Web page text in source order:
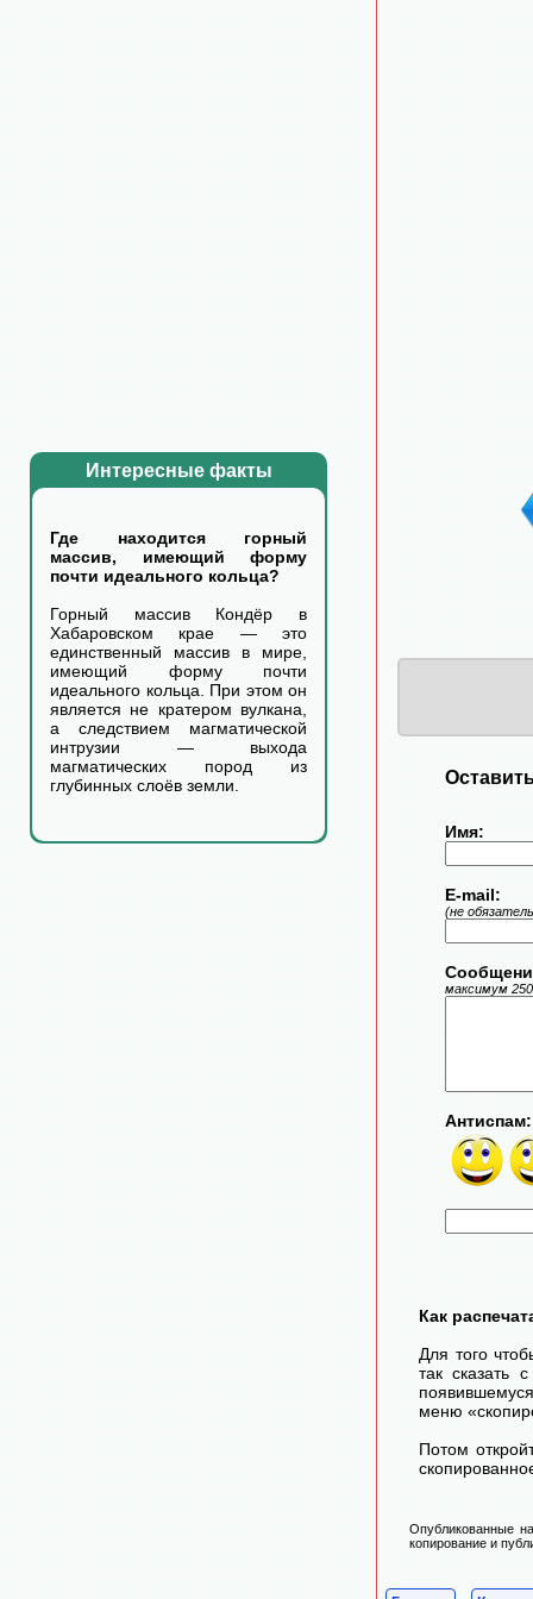
Интересные факты
Где находится горный
массив, имеющий форму
почти идеального кольца?
Горный массив Кондёр в
Хабаровском крае — это
единственный массив в мире,
имеющий форму почти
идеального кольца. При этом он
является не кратером вулкана,
а следствием магматической
интрузии — выхода
магматических пород из
глубинных слоёв земли.
Имя:
E-mail:
(не
максимум
Антиспам:
Как
Для того
так сказать
меню
Потом
Опубликованные
копирование и